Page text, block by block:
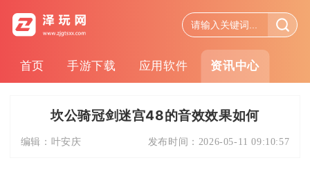
首页 手游下载 应用软件 资讯中心
坎公骑冠剑迷宫48的音效效果如何
编辑： 叶安庆 发布时间： 2026-05-11 09:10:57